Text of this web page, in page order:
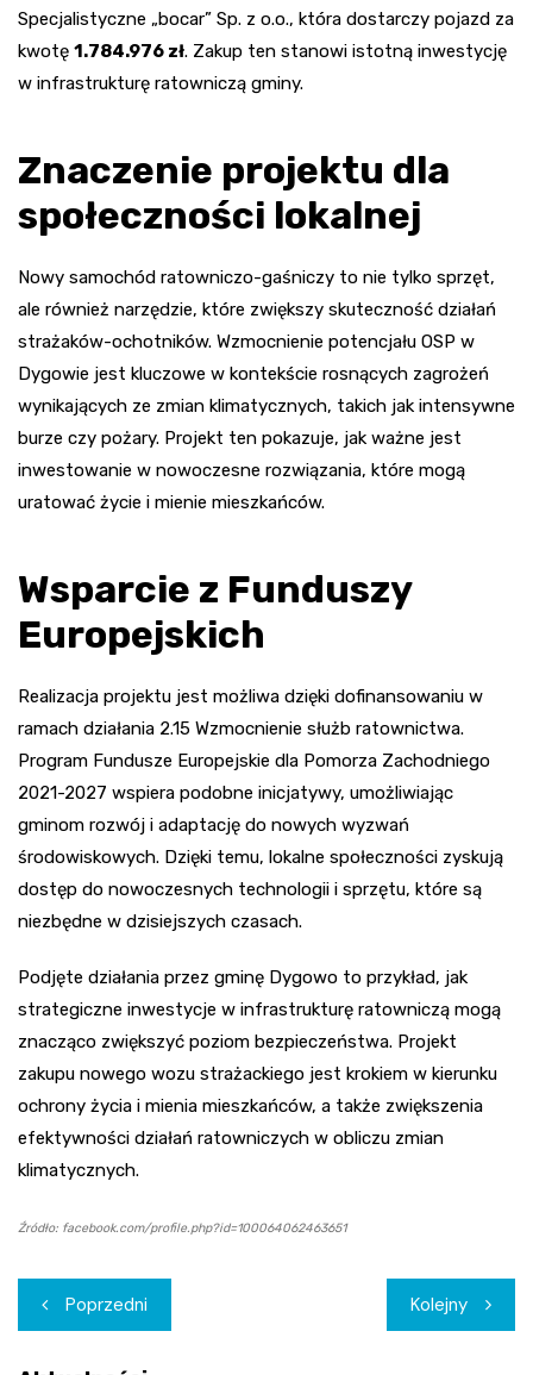
Specjalistyczne „bocar” Sp. z o.o., która dostarczy pojazd za
kwotę 1.784.976 zł. Zakup ten stanowi istotną inwestycję
w infrastrukturę ratowniczą gminy.
Znaczenie projektu dla
społeczności lokalnej
Nowy samochód ratowniczo-gaśniczy to nie tylko sprzęt,
ale również narzędzie, które zwiększy skuteczność działań
strażaków-ochotników. Wzmocnienie potencjału OSP w
Dygowie jest kluczowe w kontekście rosnących zagrożeń
wynikających ze zmian klimatycznych, takich jak intensywne
burze czy pożary. Projekt ten pokazuje, jak ważne jest
inwestowanie w nowoczesne rozwiązania, które mogą
uratować życie i mienie mieszkańców.
Wsparcie z Funduszy
Europejskich
Realizacja projektu jest możliwa dzięki dofinansowaniu w
ramach działania 2.15 Wzmocnienie służb ratownictwa.
Program Fundusze Europejskie dla Pomorza Zachodniego
2021-2027 wspiera podobne inicjatywy, umożliwiając
gminom rozwój i adaptację do nowych wyzwań
środowiskowych. Dzięki temu, lokalne społeczności zyskują
dostęp do nowoczesnych technologii i sprzętu, które są
niezbędne w dzisiejszych czasach.
Podjęte działania przez gminę Dygowo to przykład, jak
strategiczne inwestycje w infrastrukturę ratowniczą mogą
znacząco zwiększyć poziom bezpieczeństwa. Projekt
zakupu nowego wozu strażackiego jest krokiem w kierunku
ochrony życia i mienia mieszkańców, a także zwiększenia
efektywności działań ratowniczych w obliczu zmian
klimatycznych.
Źródło: facebook.com/profile.php?id=100064062463651
Nawigacja
wpisu
Poprzedni Kolejny